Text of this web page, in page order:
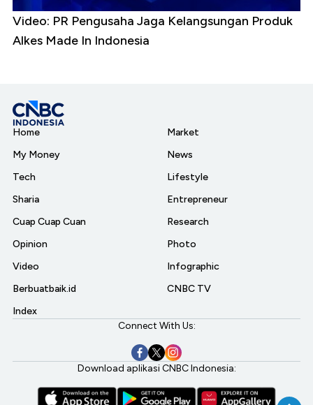
Video: PR Pengusaha Jaga Kelangsungan Produk
Alkes Made In Indonesia
Home
My Money
Tech
Sharia
Cuap Cuap Cuan
Opinion
Video
Berbuatbaik.id
Index
Market
News
Lifestyle
Entrepreneur
Research
Photo
Infographic
CNBC TV
Connect With Us:
Download aplikasi CNBC Indonesia: